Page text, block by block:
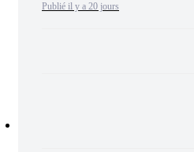
Publié il y a 20 jours